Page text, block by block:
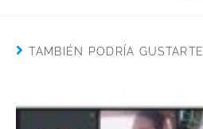
TAMBIÉN PODRÍA GUSTARTE